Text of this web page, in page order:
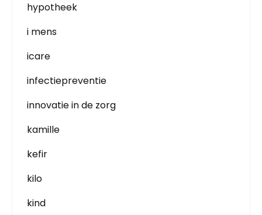
hypotheek
i mens
icare
infectiepreventie
innovatie in de zorg
kamille
kefir
kilo
kind